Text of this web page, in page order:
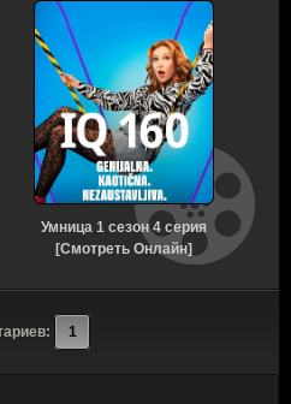
Умница 1 сезон 4 серия
[Смотреть Онлайн]
1